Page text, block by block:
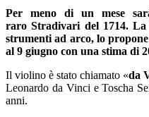
Per meno di un mese
raro Stradivari del 1714. La
strumenti ad arco, lo
al 9 giugno con una stima di
Il violino è stato chiamato «da
Leonardo da Vinci e Toscha
anni.